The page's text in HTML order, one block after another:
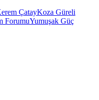
ÇatayKoza Güreli
ForumuYumuşak Güç